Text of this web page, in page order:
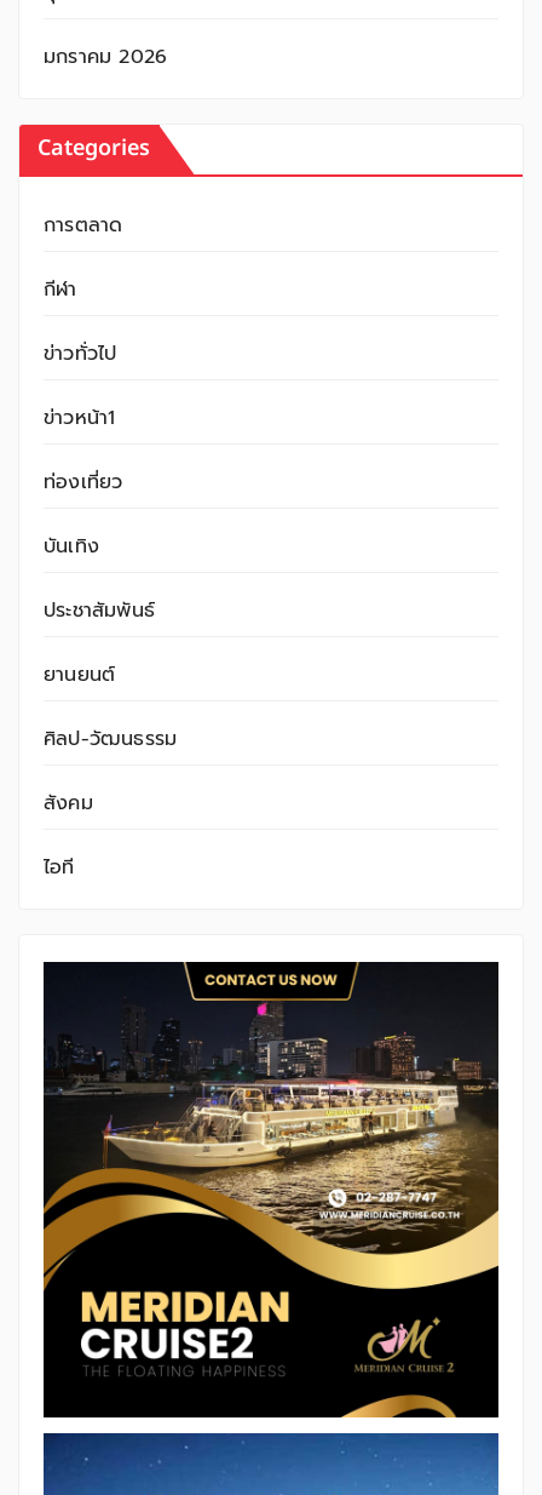
มกราคม 2026
Categories
การตลาด
กีฬา
ข่าวทั่วไป
ข่าวหน้า1
ท่องเที่ยว
บันเทิง
ประชาสัมพันธ์
ยานยนต์
ศิลป-วัฒนธรรม
สังคม
ไอที